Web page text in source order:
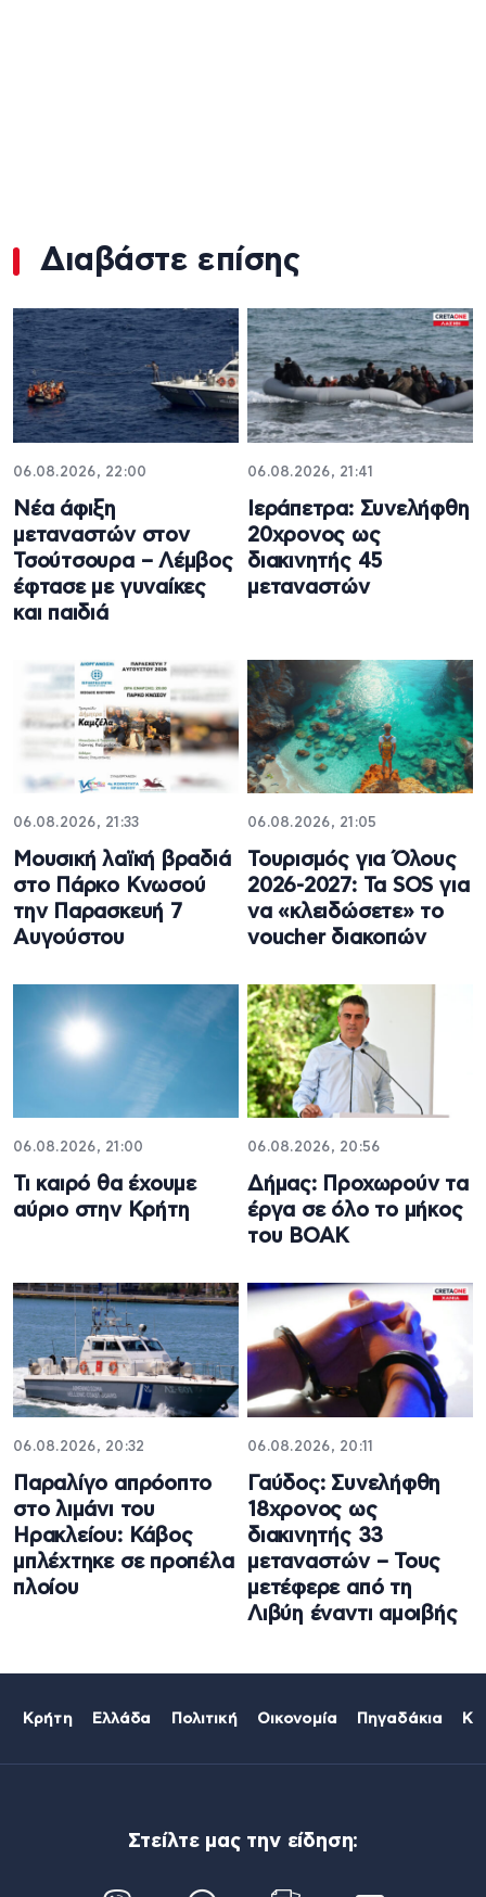
Διαβάστε επίσης
06.08.2026, 22:00
Νέα άφιξη
μεταναστών στον
Τσούτσουρα – Λέμβος
έφτασε με γυναίκες
και παιδιά
06.08.2026, 21:41
Ιεράπετρα: Συνελήφθη
20χρονος ως
διακινητής 45
μεταναστών
06.08.2026, 21:33
Μουσική λαϊκή βραδιά
στο Πάρκο Κνωσού
την Παρασκευή 7
Αυγούστου
06.08.2026, 21:05
Τουρισμός για Όλους
2026-2027: Τα SOS για
να «κλειδώσετε» το
voucher διακοπών
06.08.2026, 21:00
Τι καιρό θα έχουμε
αύριο στην Κρήτη
06.08.2026, 20:56
Δήμας: Προχωρούν τα
έργα σε όλο το μήκος
του ΒΟΑΚ
06.08.2026, 20:32
Παραλίγο απρόοπτο
στο λιμάνι του
Ηρακλείου: Κάβος
μπλέχτηκε σε προπέλα
πλοίου
06.08.2026, 20:11
Γαύδος: Συνελήφθη
18χρονος ως
διακινητής 33
μεταναστών – Τους
μετέφερε από τη
Λιβύη έναντι αμοιβής
Κρήτη Ελλάδα Πολιτική Οικονομία Πηγαδάκια
Στείλτε μας την είδηση: